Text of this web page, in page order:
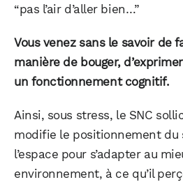
“pas l’air d’aller bien…”
Vous venez sans le savoir de
manière de bouger,
un fonctionnement cognitif.
Ainsi, sous stress, le SNC
modifie le positionnement du
l’espace pour s’adapter au
environnement, à ce qu’il